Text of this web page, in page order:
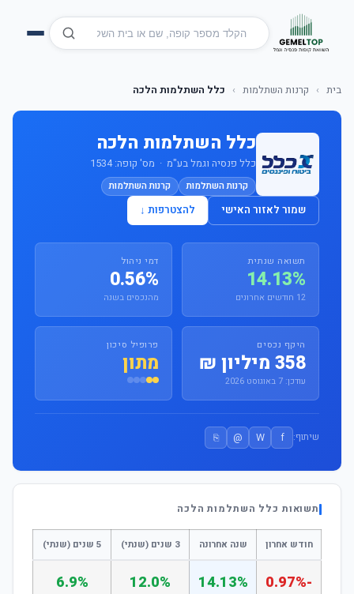
בית › קרנות השתלמות › כלל השתלמות הלכה
כלל השתלמות הלכה
כלל פנסיה וגמל בע"מ · מס' קופה: 1534
קרנות השתלמות קרנות השתלמות
שמור לאזור האישי להצטרפות ↓
תשואה שנתית
14.13%
12 חודשים אחרונים
דמי ניהול
0.56%
מהנכסים בשנה
היקף נכסים
358 מיליון ₪
עודכן: 7 באוגוסט 2026
פרופיל סיכון
מתון
שיתוף: f
W
@
⎘
תשואות כלל השתלמות הלכה
חודש אחרון שנה אחרונה 3 שנים (שנתי) 5 שנים (שנתי)
-0.97%
14.13%
12.0%
6.9%